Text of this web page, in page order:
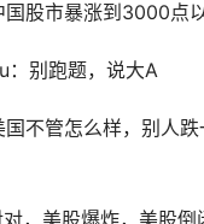
股市暴涨到3000点
：别跑题，说大A
不管怎么样，别人